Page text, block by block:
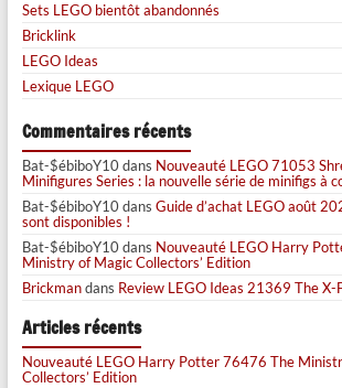
Sets LEGO bientôt abandonnés
Bricklink
LEGO Ideas
Lexique LEGO
Commentaires récents
Bat-$ébiboY10dans Nouveauté LEGO 71053
Minifigures Series : la nouvelle série de minifigs à
Bat-$ébiboY10dans Guide d’achat LEGO août
sont disponibles !
Bat-$ébiboY10dans Nouveauté LEGO Harry
Ministry of Magic Collectors’ Edition
Brickmandans Review LEGO Ideas 21369 The X-
Articles récents
Nouveauté LEGO Harry Potter 76476 The
Collectors’ Edition